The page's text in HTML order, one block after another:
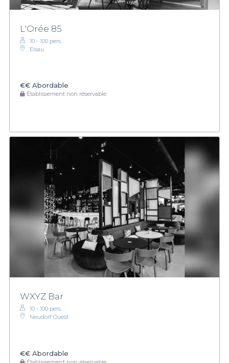
L'Orée 85
10 - 100 pers.
Elsau
€€ Abordable
Établissement non réservable
WXYZ Bar
10 - 100 pers.
Neudorf Ouest
€€ Abordable